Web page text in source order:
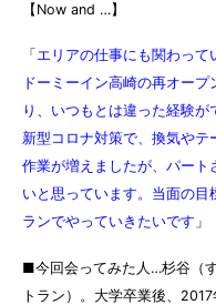
【Now and …】
「 エリアの仕事にも関わって
ドーミーイン高崎の再オー
り、いつもとは違った経験が
新型コロナ対策で、換気や
作業が増えましたが、パート
いと思っています。当面の目
ランでやっていきたいです 」
■今回会ってみた人…杉谷（
トラン）。大学卒業後、